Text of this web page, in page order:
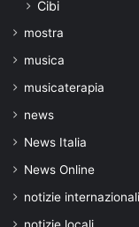
Cibi
mostra
musica
musicaterapia
news
News Italia
News Online
notizie internazionali
notizie locali